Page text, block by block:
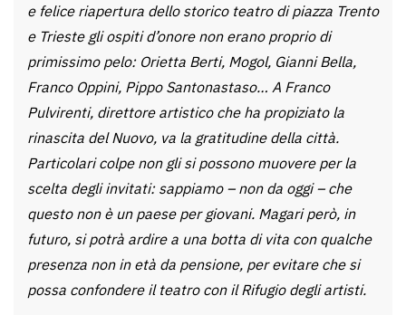
e felice riapertura dello storico teatro di piazza Trento
e Trieste gli ospiti d’onore non erano proprio di
primissimo pelo: Orietta Berti, Mogol, Gianni Bella,
Franco Oppini, Pippo Santonastaso… A Franco
Pulvirenti, direttore artistico che ha propiziato la
rinascita del Nuovo, va la gratitudine della città.
Particolari colpe non gli si possono muovere per la
scelta degli invitati: sappiamo – non da oggi – che
questo non è un paese per giovani. Magari però, in
futuro, si potrà ardire a una botta di vita con qualche
presenza non in età da pensione, per evitare che si
possa confondere il teatro con il Rifugio degli artisti.